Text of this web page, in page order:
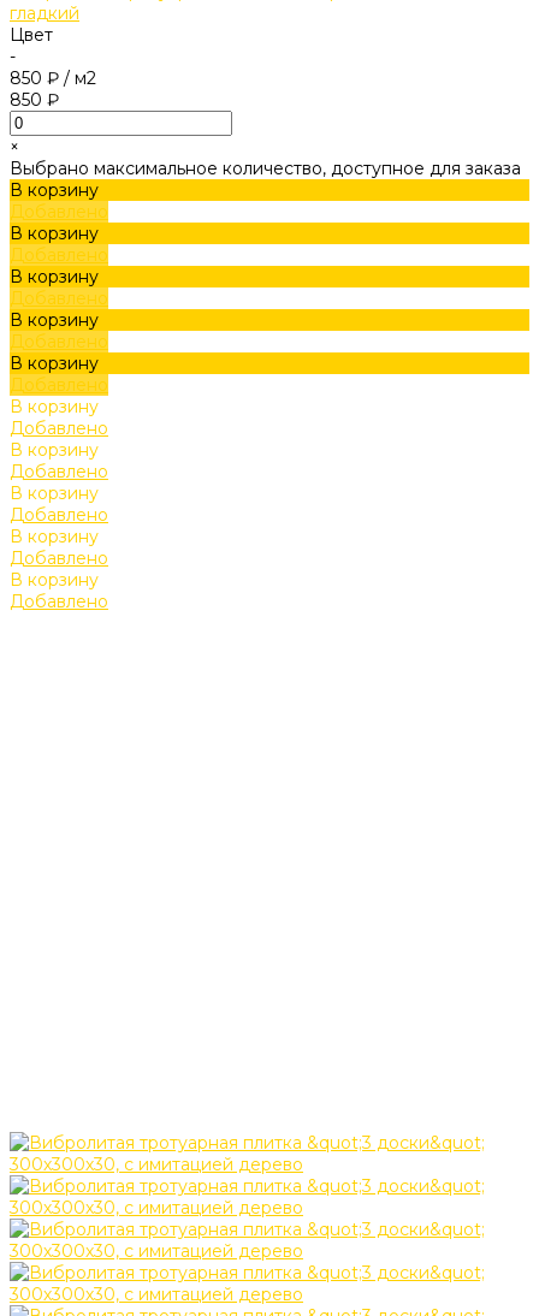
гладкий
Цвет
-
850 ₽ / м2
850 ₽
×
Выбрано максимальное количество, доступное для заказа
В корзину
Добавлено
В корзину
Добавлено
В корзину
Добавлено
В корзину
Добавлено
В корзину
Добавлено
В корзину
Добавлено
В корзину
Добавлено
В корзину
Добавлено
В корзину
Добавлено
В корзину
Добавлено